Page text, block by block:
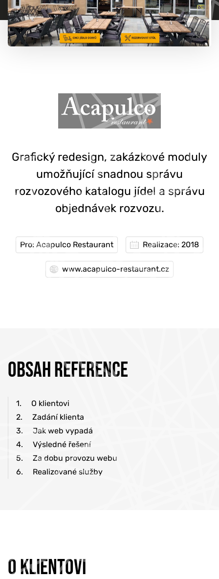
777 353 464
Grafický redesign, zakázkové moduly
umožňující snadnou správu
rozvozového katalogu jídel a správu
objednávek rozvozu.
Pro: Acapulco Restaurant Realizace: 2018
www.acapulco-restaurant.cz
OBSAH REFERENCE
1.
O klientovi
2.
Zadání klienta
3.
Jak web vypadá
4.
Výsledné řešení
5.
Za dobu provozu webu
6.
Realizované služby
O KLIENTOVI